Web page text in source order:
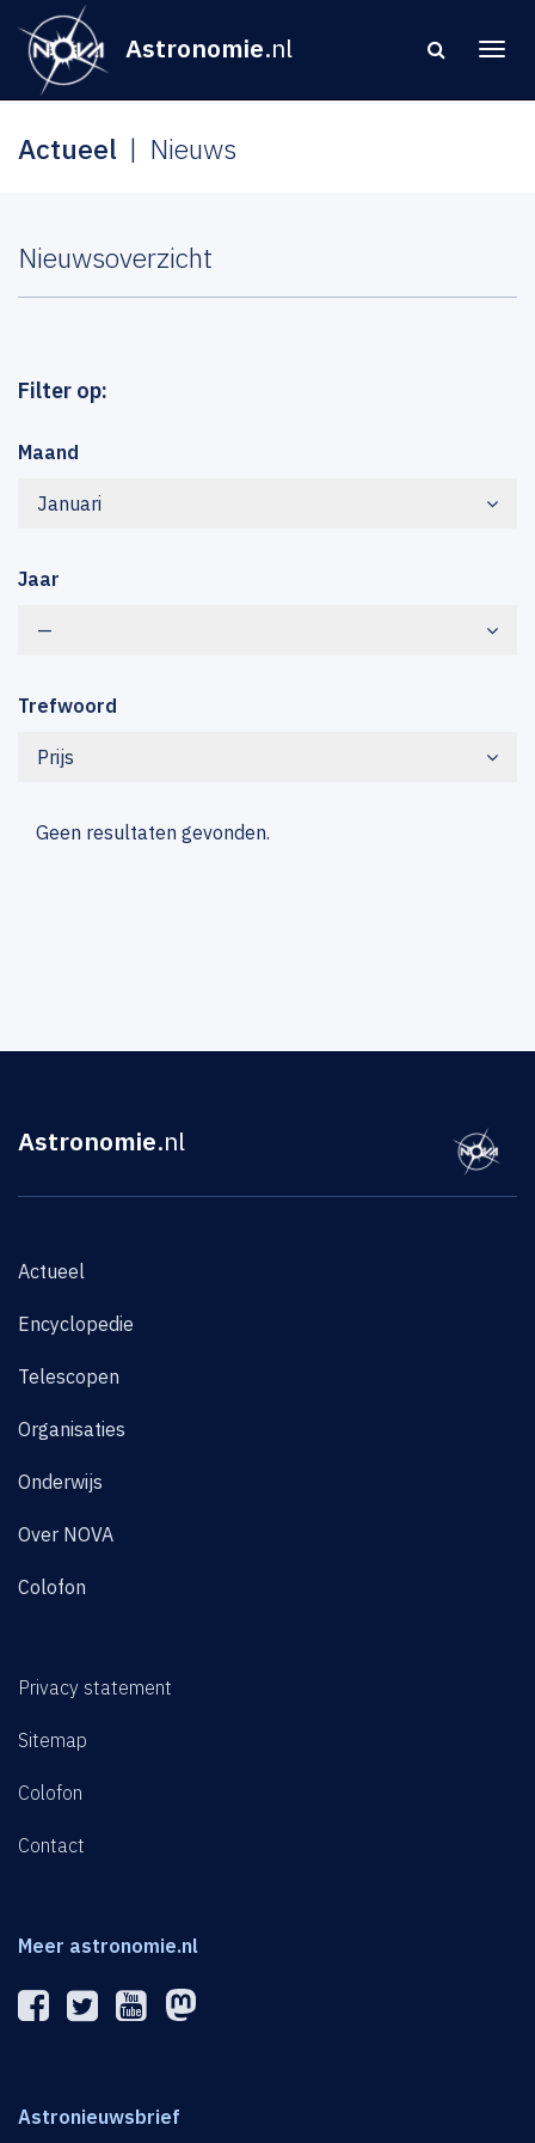
Astronomie.nl
Actueel Nieuws
Nieuwsoverzicht
Filter op:
Maand
Januari
Jaar
—
Trefwoord
Prijs
Geen resultaten gevonden.
Astronomie.nl
Actueel
Encyclopedie
Telescopen
Organisaties
Onderwijs
Over NOVA
Colofon
Privacy statement
Sitemap
Colofon
Contact
Meer astronomie.nl
Astronieuwsbrief